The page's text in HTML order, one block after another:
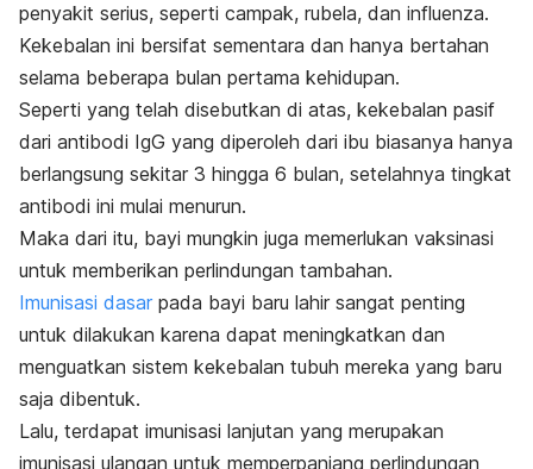
penyakit serius, seperti campak, rubela, dan influenza.
Kekebalan ini bersifat sementara dan hanya bertahan
selama beberapa bulan pertama kehidupan.
Seperti yang telah disebutkan di atas, kekebalan pasif
dari antibodi IgG yang diperoleh dari ibu biasanya hanya
berlangsung sekitar 3 hingga 6 bulan, setelahnya tingkat
antibodi ini mulai menurun.
Maka dari itu, bayi mungkin juga memerlukan vaksinasi
untuk memberikan perlindungan tambahan.
Imunisasi dasar pada bayi baru lahir sangat penting
untuk dilakukan karena dapat meningkatkan dan
menguatkan sistem kekebalan tubuh mereka yang baru
saja dibentuk.
Lalu, terdapat imunisasi lanjutan yang merupakan
imunisasi ulangan untuk memperpanjang perlindungan